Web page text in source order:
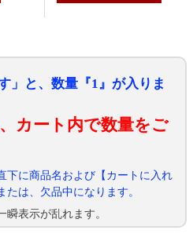
」と、数量『1』が入りま
カート内で数量をご
下に商品名および【カートに入れ
は、欠品中になります。
表示が乱れます。